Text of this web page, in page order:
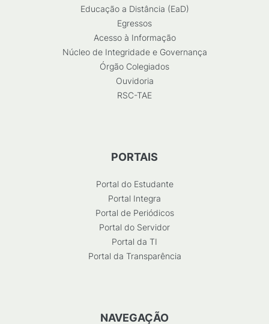
Educação a Distância (EaD)
Egressos
Acesso à Informação
Núcleo de Integridade e Governança
Órgão Colegiados
Ouvidoria
RSC-TAE
PORTAIS
Portal do Estudante
Portal Integra
Portal de Periódicos
Portal do Servidor
Portal da TI
Portal da Transparência
NAVEGAÇÃO